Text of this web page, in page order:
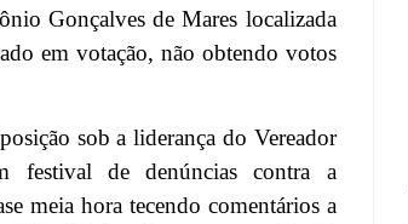
Gonçalves de Mares localizada
em votação, não obtendo votos
sob a liderança do Vereador
festival de denúncias contra a
meia hora tecendo comentários a